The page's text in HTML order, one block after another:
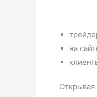
на
Открывая